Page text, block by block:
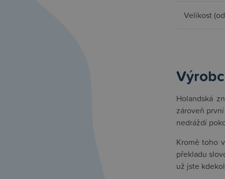
Velikost
Holandská
zároveň
nedráždí
Kromě toho
překladu
už jste